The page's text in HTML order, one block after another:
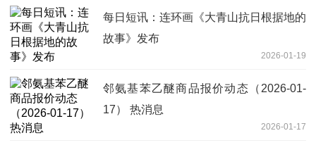
每日短讯：连环画《大青山抗日根据地的
故事》发布
2026-01-19
邻氨基苯乙醚商品报价动态（2026-01-
17） 热消息
2026-01-17